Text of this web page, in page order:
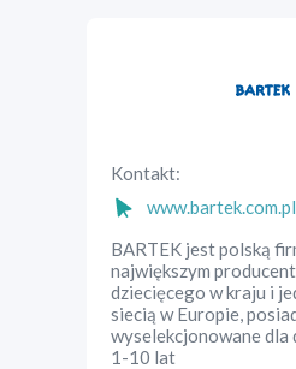
Kontakt:
www.bartek.com.pl
BARTEK jest polską
największym
dziecięcego w kraju i
siecią w Europie,
wyselekcjonowane dla
1-10 lat